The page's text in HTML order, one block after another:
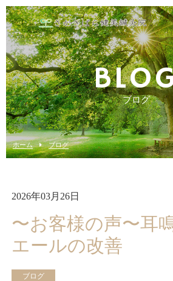
ブログ
ホーム ブログ
2026年03月26日
〜お客様の声〜耳
エールの改善
ブログ